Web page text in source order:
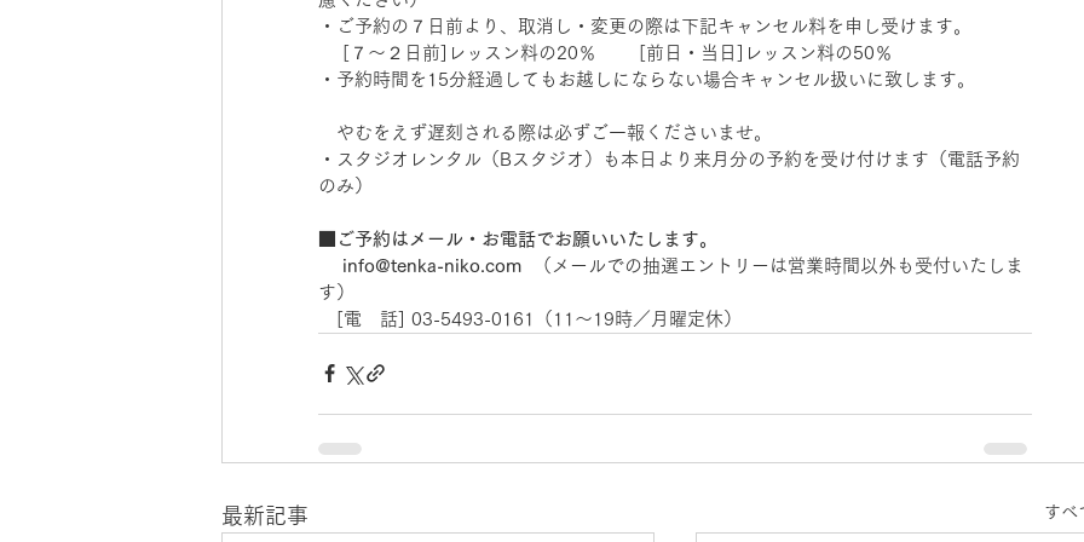
・ご予約の７日前より、取消し・変更の際は下記キャンセル料を申し受けます。
[７～２日前]レッスン料の20％ 　   [前日・当日]レッスン料の50％
・予約時間を15分経過してもお越しにならない場合キャンセル扱いに致します。
やむをえず遅刻される際は必ずご一報くださいませ。
・スタジオレンタル（Bスタジオ）も本日より来月分の予約を受け付けます（電話予約
のみ）
■ご予約はメール・お電話でお願いいたします。
info@tenka-niko.com
（メールでの抽選エントリーは営業時間以外も受付いたしま
す）
[電　話] 03-5493-0161（11～19時／月曜定休）
最新記事 すべ